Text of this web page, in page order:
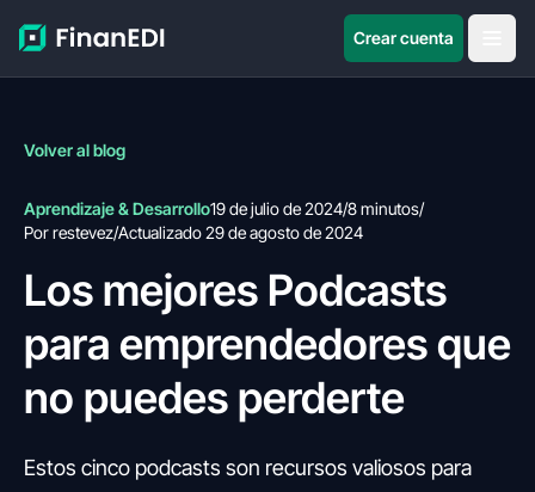
Crear cuenta
Volver al blog
Aprendizaje & Desarrollo19 de julio de 2024/8 minutos/
Por restevez/Actualizado 29 de agosto de 2024
Los mejores Podcasts
para emprendedores que
no puedes perderte
Estos cinco podcasts son recursos valiosos para